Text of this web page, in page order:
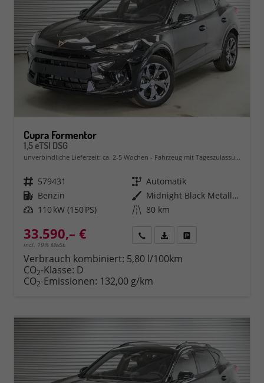
Cupra Formentor
1,5 eTSI DSG
unverbindliche Lieferzeit: ca. 2-5 Wochen Fahrzeug mit Tageszulassung
Fahrzeugnr. 579431 Getriebe Automatik
Kraftstoff Benzin Außenfarbe
Midnight Black Metallic (0E)
Leistung 110 kW (150 PS) Kilometerstand 80 km
33.590,– €
incl. 19% MwSt.
Rückruf PDF-Datei, Fahrzeugexposé
Verbrauch kombiniert: 5,80 l/100km
CO2-Klasse: D
CO2-Emissionen: 132,00 g/km